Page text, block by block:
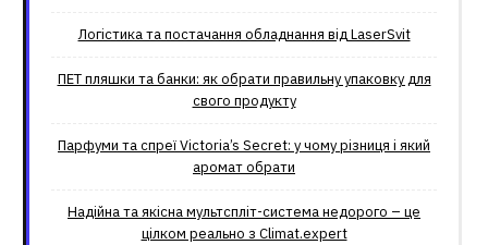
Логістика та постачання обладнання від LaserSvit
ПЕТ пляшки та банки: як обрати правильну упаковку для
свого продукту
Парфуми та спреї Victoria’s Secret: у чому різниця і який
аромат обрати
Надійна та якісна мультспліт-система недорого – це
цілком реально з Climat.еxpert